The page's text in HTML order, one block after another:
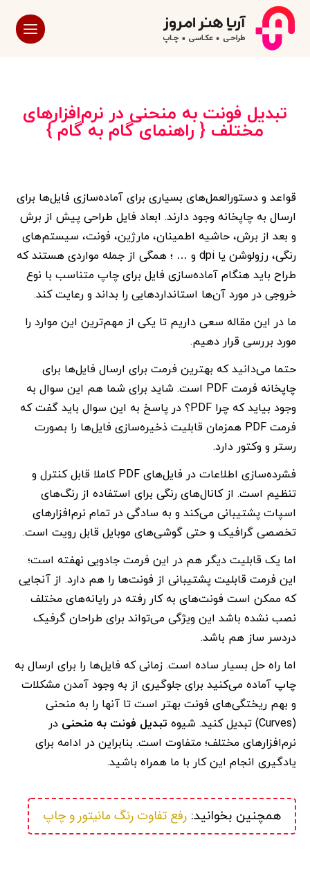
تبدیل فونت به منحنی در نرم‌افزارهای
مختلف { راهنمای گام به گام }
قواعد و دستورالعمل‌های بسیاری برای آماده‌سازی فایل‌ها برای
ارسال به چاپخانه وجود دارند. ابعاد فایل طراحی پیش از برش
و بعد از برش، حاشیه اطمینان، مارژین، فونت، سیستم‌های
رنگی، رزولوشن یا dpi و … ؛ همگی از جمله مواردی هستند که
طراح باید هنگام آماده‌سازی فایل برای چاپ متناسب با نوع
خروجی در مورد آن‌ها استانداردهایی را بداند و رعایت کند.
ما در این مقاله سعی داریم تا یکی از مهم‌ترین این موارد را
مورد بررسی قرار دهیم.
حتما می‌دانید که بهترین فرمت برای ارسال فایل‌ها برای
چاپخانه فرمت PDF است. شاید برای شما هم این سوال به
وجود بیاید که چرا PDF؟ در پاسخ به این سوال باید گفت که
فرمت PDF همزمان قابلیت ذخیره‌سازی فایل‌ها را بصورت
رستر و وکتور دارد.
فشرده‌سازی اطلاعات در فایل‌های PDF کاملا قابل کنترل و
تنظیم است. از کانال‌های رنگی برای استفاده از رنگ‌های
اسپات پشتیبانی می‌کند و به سادگی در تمام نرم‌افزارهای
تخصصی گرافیک و حتی گوشی‌های موبایل قابل رویت است.
اما یک قابلیت دیگر هم در این فرمت جادویی نهفته است؛
این فرمت قابلیت پشتیبانی از فونت‌ها را هم دارد. از آنجایی
که ممکن است فونت‌های به کار رفته در رایانه‌های مختلف
نصب نشده باشد این ویژگی می‌تواند برای طراحان گرفیک
دردسر ساز هم باشد.
اما راه حل بسیار ساده است. زمانی که فایل‌ها را برای ارسال به
چاپ آماده می‌کنید برای جلوگیری از به وجود آمدن مشکلات
و بهم ریختگی‌های فونت بهتر است تا آنها را به منحنی
(Curves) تبدیل کنید. شیوه
تبدیل فونت به منحنی در
نرم‌افزارهای مختلف؛ متفاوت است. بنابراین در ادامه برای
یادگیری انجام این کار با ما همراه باشید.
همچنین بخوانید: رفع تفاوت رنگ مانیتور و چاپ